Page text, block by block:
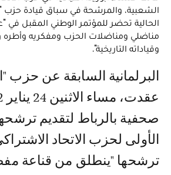
الشعبية، والمرشحة في سباق قيادة حزب
الحالية تحضر للمؤتمر الوطني المقبل
مناضلي ومناضلات الحزب ومفكريه وأطره
وقياداته التاريخية".
صحفية بالرباط لتقديم
الأولى لحزب الاتحاد
ترشحها "ينطلق من قناعة